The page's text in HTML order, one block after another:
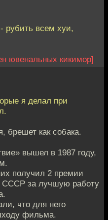
рубить всем хуи,
ювенальных кикимор]
я делал при
брешет как собака.
вышел в 1987 году,
получил 2 премии
СССР за лучшую работу
что для него
фильма.